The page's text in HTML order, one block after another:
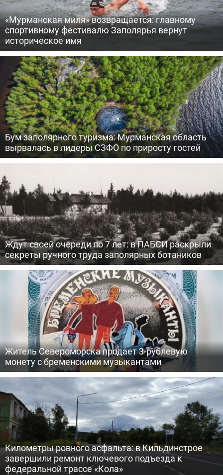
«Мурманская миля» возвращается: главному
спортивному фестивалю Заполярья вернут
историческое имя
Бум заполярного туризма: Мурманская область
вырвалась в лидеры СЗФО по приросту гостей
Ждут своей очереди по 7 лет: в ПАБСИ раскрыли
секреты ручного труда заполярных ботаников
Житель Североморска продает 3-рублевую
монету с бременскими музыкантами
Километры ровного асфальта: в Кильдинстрое
завершили ремонт ключевого подъезда к
федеральной трассе «Кола»